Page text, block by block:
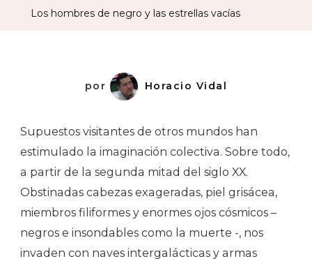
Los hombres de negro y las estrellas vacías
por Horacio Vidal
Supuestos visitantes de otros mundos han
estimulado la imaginación colectiva. Sobre todo,
a partir de la segunda mitad del siglo XX.
Obstinadas cabezas exageradas, piel grisácea,
miembros filiformes y enormes ojos cósmicos –
negros e insondables como la muerte -, nos
invaden con naves intergalácticas y armas